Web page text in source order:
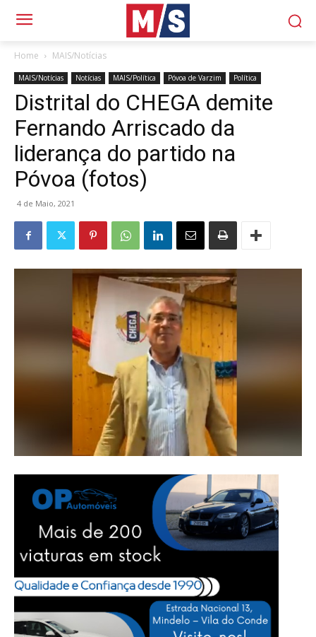
Home MAIS/Notícias
MAIS/Notícias Notícias MAIS/Política Póvoa de Varzim Política
Distrital do CHEGA demite
Fernando Arriscado da
liderança do partido na
Póvoa (fotos)
4 de Maio, 2021